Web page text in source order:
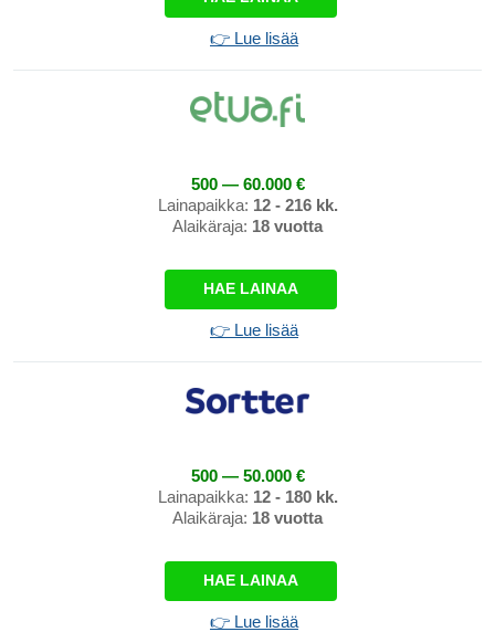
👉 Lue lisää
500 — 60.000 €
Lainapaikka: 12 - 216 kk.
Alaikäraja: 18 vuotta
HAE LAINAA
👉 Lue lisää
500 — 50.000 €
Lainapaikka: 12 - 180 kk.
Alaikäraja: 18 vuotta
HAE LAINAA
👉 Lue lisää